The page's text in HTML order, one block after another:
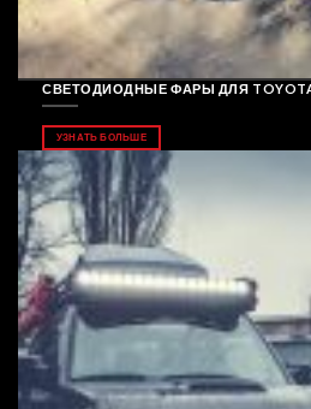
СВЕТОДИОДНЫЕ ФАРЫ ДЛЯ TOYOTA
УЗНАТЬ БОЛЬШЕ